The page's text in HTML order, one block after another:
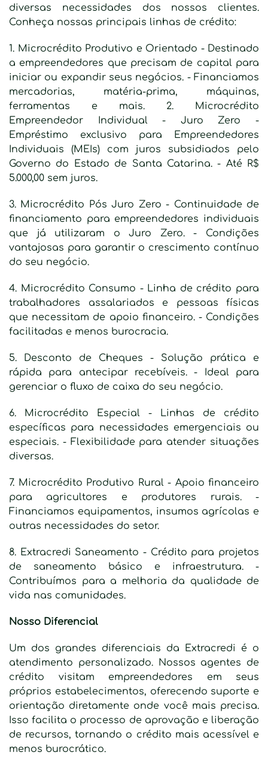
diversas necessidades dos nossos clientes.
Conheça nossas principais linhas de crédito:
1. Microcrédito Produtivo e Orientado - Destinado
a empreendedores que precisam de capital para
iniciar ou expandir seus negócios. - Financiamos
mercadorias, matéria-prima, máquinas,
ferramentas e mais. 2. Microcrédito
Empreendedor Individual - Juro Zero -
Empréstimo exclusivo para Empreendedores
Individuais (MEIs) com juros subsidiados pelo
Governo do Estado de Santa Catarina. - Até R$
5.000,00 sem juros.
3. Microcrédito Pós Juro Zero - Continuidade de
financiamento para empreendedores individuais
que já utilizaram o Juro Zero. - Condições
vantajosas para garantir o crescimento contínuo
do seu negócio.
4. Microcrédito Consumo - Linha de crédito para
trabalhadores assalariados e pessoas físicas
que necessitam de apoio financeiro. - Condições
facilitadas e menos burocracia.
5. Desconto de Cheques - Solução prática e
rápida para antecipar recebíveis. - Ideal para
gerenciar o fluxo de caixa do seu negócio.
6. Microcrédito Especial - Linhas de crédito
específicas para necessidades emergenciais ou
especiais. - Flexibilidade para atender situações
diversas.
7. Microcrédito Produtivo Rural - Apoio financeiro
para agricultores e produtores rurais. -
Financiamos equipamentos, insumos agrícolas e
outras necessidades do setor.
8. Extracredi Saneamento - Crédito para projetos
de saneamento básico e infraestrutura. -
Contribuímos para a melhoria da qualidade de
vida nas comunidades.
Nosso Diferencial
Um dos grandes diferenciais da Extracredi é o
atendimento personalizado. Nossos agentes de
crédito visitam empreendedores em seus
próprios estabelecimentos, oferecendo suporte e
orientação diretamente onde você mais precisa.
Isso facilita o processo de aprovação e liberação
de recursos, tornando o crédito mais acessível e
menos burocrático.